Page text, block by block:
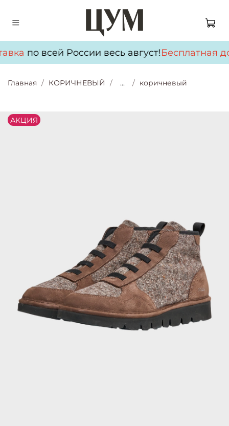
по всей России весь август!Бесплатная
Главная КОРИЧНЕВЫЙ ... коричневый
АKЦИЯ